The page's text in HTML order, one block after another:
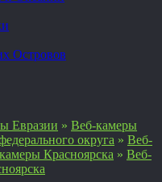
Островов
Евразии » Веб-камеры
округа » Веб-
Красноярска » Веб-